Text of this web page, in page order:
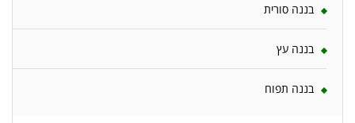
בננה סורית
בננה עץ
בננה תפוח